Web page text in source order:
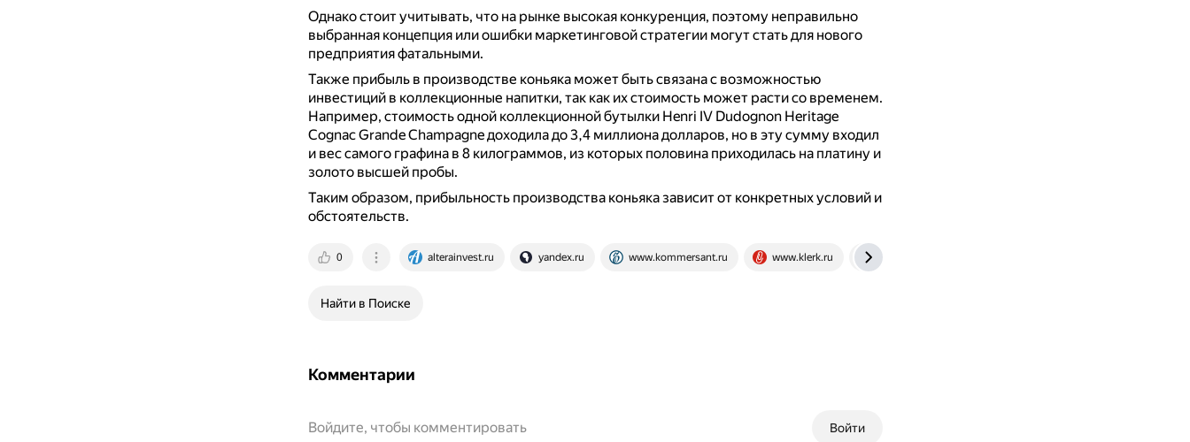
Однако стоит учитывать, что на рынке высокая конкуренция, поэтому неправильно
выбранная концепция или ошибки маркетинговой стратегии могут стать для нового
предприятия фатальными.
Также прибыль в производстве коньяка может быть связана с возможностью
инвестиций в коллекционные напитки, так как их стоимость может расти со временем.
Например, стоимость одной коллекционной бутылки Henri IV Dudognon Heritage
Cognac Grande Champagne доходила до 3,4 миллиона долларов, но в эту сумму входил
и вес самого графина в 8 килограммов, из которых половина приходилась на платину и
золото высшей пробы.
Таким образом, прибыльность производства коньяка зависит от конкретных условий и
обстоятельств.
0 alterainvest.ru yandex.ru www.kommersant.ru www.klerk.ru
Найти в Поиске
Комментарии
Войти
Войдите, чтобы комментировать